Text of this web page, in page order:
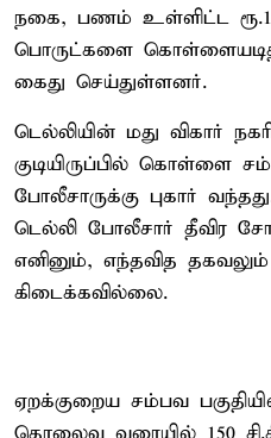
நகை, பணம் உள்ளிட்ட ரூ.1
பொருட்களை
கைது செய்துள்ளனர்.
டெல்லியின் மது விகார்
குடியிருப்பில் கொள்ளை
போலீசாருக்கு புகார்
டெல்லி போலீசார் தீவிர
எனினும், எந்தவித
கிடைக்கவில்லை.
ஏறக்குறைய சம்பவ